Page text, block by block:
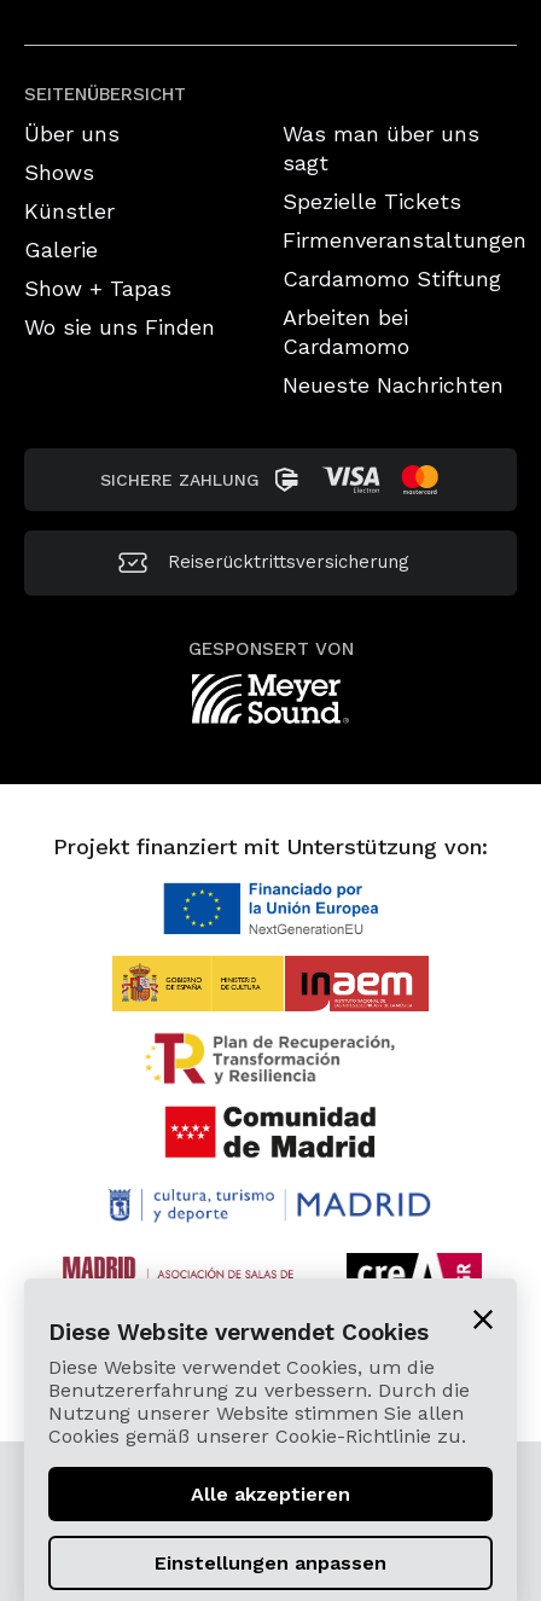
SEITENÜBERSICHT
Über uns
Shows
Künstler
Galerie
Show + Tapas
Wo sie uns Finden
Was man über uns
sagt
Spezielle Tickets
Firmenveranstaltungen
Cardamomo Stiftung
Arbeiten bei
Cardamomo
Neueste Nachrichten
SICHERE ZAHLUNG
Reiserücktrittsversicherung
GESPONSERT VON
Projekt finanziert mit Unterstützung von:
© 2026 Cardamomo Flamenco Madrid - Alle Rechte
vorbehalten.
Política de Devoluciones y Reintegros
Diese Website verwendet Cookies
Diese Website verwendet Cookies, um die
Benutzererfahrung zu verbessern. Durch die
Nutzung unserer Website stimmen Sie allen
Cookies gemäß unserer Cookie-Richtlinie zu.
Alle akzeptieren
Einstellungen anpassen